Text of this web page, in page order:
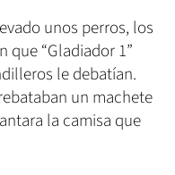
unos perros, los
que “Gladiador 1”
le debatían.
un machete
la camisa que